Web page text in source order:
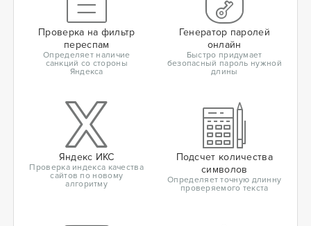
Проверка на фильтр
переспам
Определяет наличие
санкций со стороны
Яндекса
Генератор паролей
онлайн
Быстро придумает
безопасный пароль нужной
длины
Яндекс ИКС
Проверка индекса качества
сайтов по новому
алгоритму
Подсчет количества
символов
Определяет точную длинну
проверяемого текста